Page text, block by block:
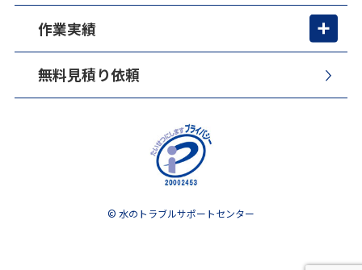
作業実績
無料見積り依頼
© 水のトラブルサポートセンター